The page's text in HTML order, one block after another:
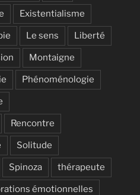
Existentialisme
Le sens Liberté
Montaigne
Phénoménologie
Rencontre
Solitude
Spinoza thérapeute
émotionnelles